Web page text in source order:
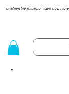
כלל הפעילות שלנו תעבור למתכונת של משלוחים